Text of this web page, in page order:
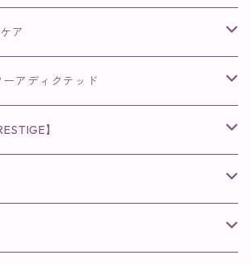
アクレス
ア
ース
アディクテッド
】